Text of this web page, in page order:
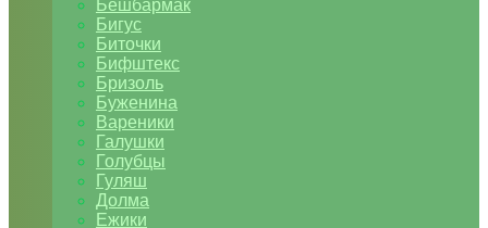
Бешбармак
Бигус
Биточки
Бифштекс
Бризоль
Буженина
Вареники
Галушки
Голубцы
Гуляш
Долма
Ежики